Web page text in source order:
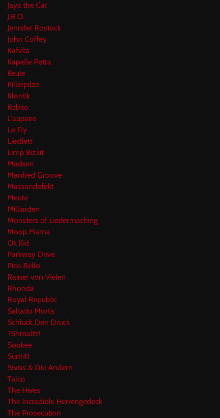
Jaya the Cat
J.B.O.
Jennifer Rostock
John Coffey
Kafvka
Kapelle Petra
Keule
Killerpilze
Klontik
Kobito
L'aupaire
Le Fly
Liedfett
Limp Bizkit
Madsen
Manfred Groove
Massendefekt
Meute
Milliarden
Monsters of Liedermaching
Moop Mama
Ok Kid
Parkway Drive
Pico Bello
Rainer von Vielen
Rhonda
Royal Republic
Saltatio Mortis
Schluck Den Druck
?Shmaltz!
Sookee
Sum41
Swiss & Die Andern
Talco
The Hives
The Incredible Herrengedeck
The Prosecution